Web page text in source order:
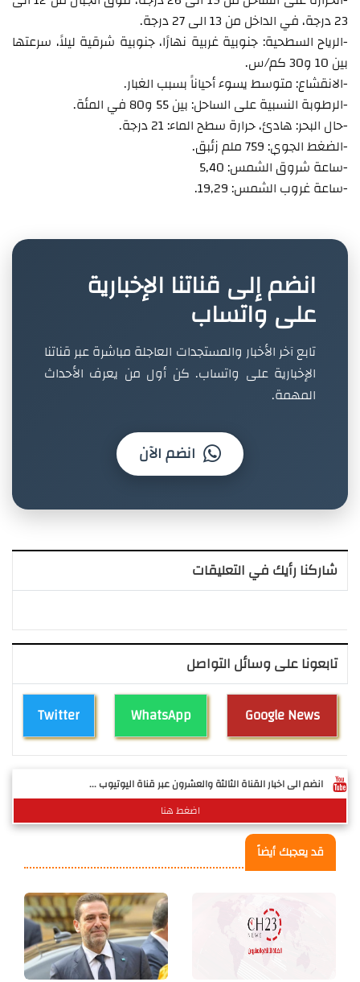
23 درجة، في الداخل من 13 الى 27 درجة.
-الرياح السطحية: جنوبية غربية نهارًا، جنوبية شرقية ليلاً، سرعتها
بين 10 و30 كم/س.
-الانقشاع: متوسط يسوء أحياناً بسبب الغبار.
-الرطوبة النسبية على الساحل: بين 55 و80 في المئة.
-حال البحر: هادئ، حرارة سطح الماء: 21 درجة.
-الضغط الجوي: 759 ملم زئبق.
-ساعة شروق الشمس: 5,40
-ساعة غروب الشمس: 19,29.
انضم إلى قناتنا الإخبارية
على واتساب
تابع آخر الأخبار والمستجدات العاجلة مباشرة عبر قناتنا
الإخبارية على واتساب. كن أول من يعرف الأحداث
المهمة.
انضم الآن
شاركنا رأيك في التعليقات
تابعونا على وسائل التواصل
Twitter WhatsApp Google News
انضم الى اخبار القناة الثالثة والعشرون عبر قناة اليوتيوب ...
اضغط هنا
قد يعجبك أيضاً